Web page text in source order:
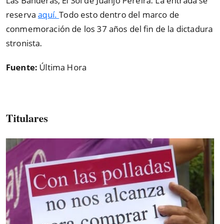
reservaaquí.Todo esto dentro del marco de
conmemoración de los 37 años del fin de la dictadura
stronista.
Fuente: Última Hora
Titulares